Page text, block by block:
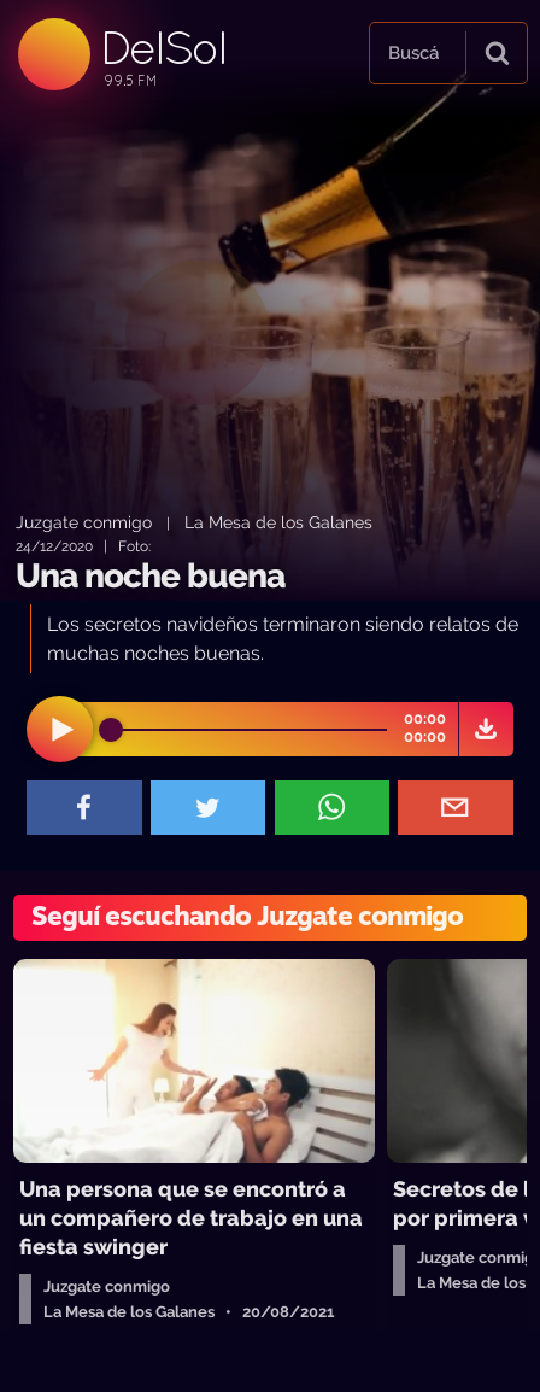
DelSol
99.5 FM
99.5 FM
99.5 FM
Buscá
Juzgate conmigo La Mesa de los Galanes
24/12/2020 | Foto:
Una noche buena
Los secretos navideños terminaron siendo relatos de
muchas noches buenas.
00:00
00:00
Seguí escuchando Juzgate conmigo
Una persona que se encontró a
un compañero de trabajo en una
fiesta swinger
Juzgate conmigo
La Mesa de los Galanes • 20/08/2021
Secretos de
por primera
Juzgate
La Mesa de los